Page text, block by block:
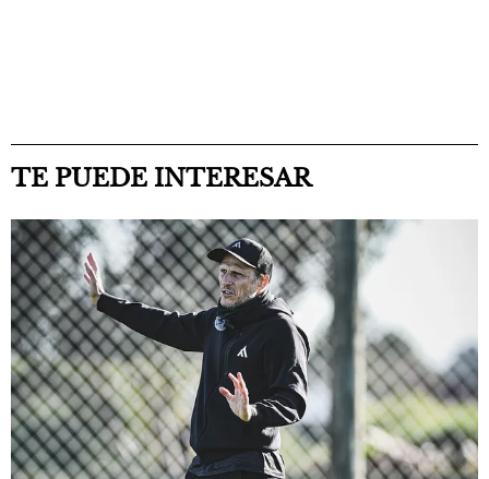
TE PUEDE INTERESAR